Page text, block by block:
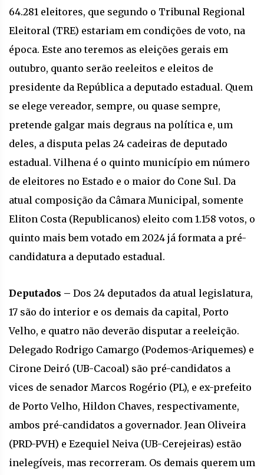
64.281 eleitores, que segundo o Tribunal Regional
Eleitoral (TRE) estariam em condições de voto, na
época. Este ano teremos as eleições gerais em
outubro, quanto serão reeleitos e eleitos de
presidente da República a deputado estadual. Quem
se elege vereador, sempre, ou quase sempre,
pretende galgar mais degraus na política e, um
deles, a disputa pelas 24 cadeiras de deputado
estadual. Vilhena é o quinto município em número
de eleitores no Estado e o maior do Cone Sul. Da
atual composição da Câmara Municipal, somente
Eliton Costa (Republicanos) eleito com 1.158 votos, o
quinto mais bem votado em 2024 já formata a pré-
candidatura a deputado estadual.
Deputados – Dos 24 deputados da atual legislatura,
17 são do interior e os demais da capital, Porto
Velho, e quatro não deverão disputar a reeleição.
Delegado Rodrigo Camargo (Podemos-Ariquemes) e
Cirone Deiró (UB-Cacoal) são pré-candidatos a
vices de senador Marcos Rogério (PL), e ex-prefeito
de Porto Velho, Hildon Chaves, respectivamente,
ambos pré-candidatos a governador. Jean Oliveira
(PRD-PVH) e Ezequiel Neiva (UB-Cerejeiras) estão
inelegíveis, mas recorreram. Os demais querem um